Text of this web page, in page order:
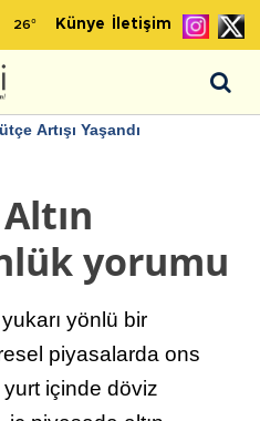
26° Künye İletişim
Artışı Yaşandı
yorumu
yönlü bir
piyasalarda ons
içinde döviz